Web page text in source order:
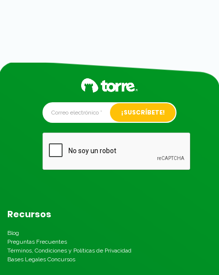
Alternative:
Recursos
Blog
Preguntas Frecuentes
Términos, Condiciones y Políticas de Privacidad
Bases Legales Concursos